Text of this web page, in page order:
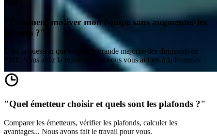
"Comment motiver mon équipe sans augmenter les
salaires ?"
C'est la question que posent la grande majorité des dirigeants de
PME. Vous avez la réponse — et nous vous aidons à la formuler.
"Quel émetteur choisir et quels sont les plafonds ?"
Comparer les émetteurs, vérifier les plafonds, calculer les
avantages... Nous avons fait le travail pour vous.